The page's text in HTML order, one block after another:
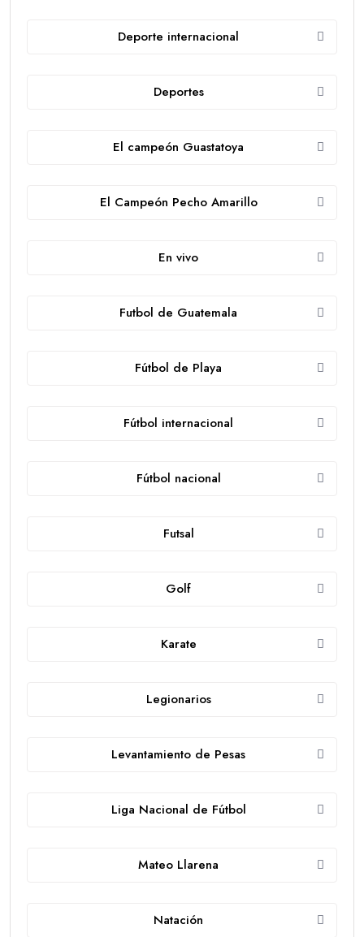
Deporte internacional
Deportes
El campeón Guastatoya
El Campeón Pecho Amarillo
En vivo
Futbol de Guatemala
Fútbol de Playa
Fútbol internacional
Fútbol nacional
Futsal
Golf
Karate
Legionarios
Levantamiento de Pesas
Liga Nacional de Fútbol
Mateo Llarena
Natación